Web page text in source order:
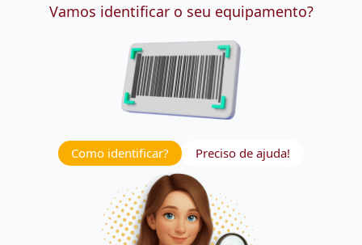
Vamos identificar o seu equipamento?
Como identificar? Preciso de ajuda!